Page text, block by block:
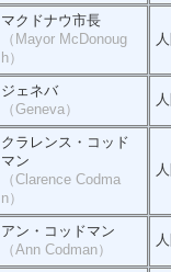
マクドナウ市長
（Mayor McDonoug
h）
ジェネバ
（Geneva）
クラレンス・コッド
マン
（Clarence Codma
n）
アン・コッドマン
（Ann Codman）